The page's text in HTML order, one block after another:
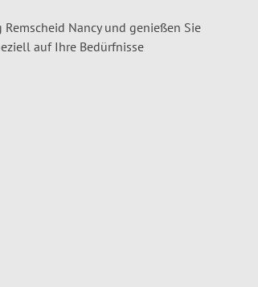
Nancy und genießen Sie
auf Ihre Bedürfnisse